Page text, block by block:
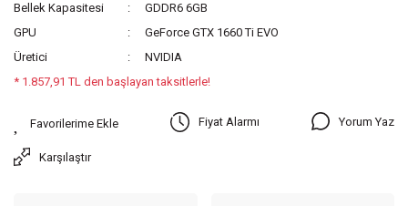
Bellek Kapasitesi
GDDR6 6GB
GPU
GeForce GTX 1660 Ti EVO
Üretici
NVIDIA
* 1.857,91 TL den başlayan taksitlerle!
Fiyat Alarmı Yorum Yaz
Karşılaştır